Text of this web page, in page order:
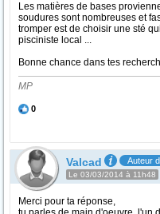
Les matières de bases
soudures sont nombreuses et
tromper est de choisir une sté
pisciniste local ...
Bonne chance dans tes
MP
0
Valcad Auteur
Le 03/03/2014 à 11h48
Merci pour ta réponse,